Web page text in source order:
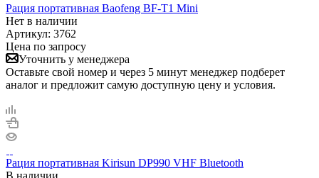
Рация портативная Baofeng BF-T1 Mini
Нет в наличии
Артикул: 3762
Цена по запросу
Уточнить у менеджера
Оставьте свой номер и через 5 минут менеджер подберет
аналог и предложит самую доступную цену и условия.
Рация портативная Kirisun DP990 VHF Bluetooth
В наличии